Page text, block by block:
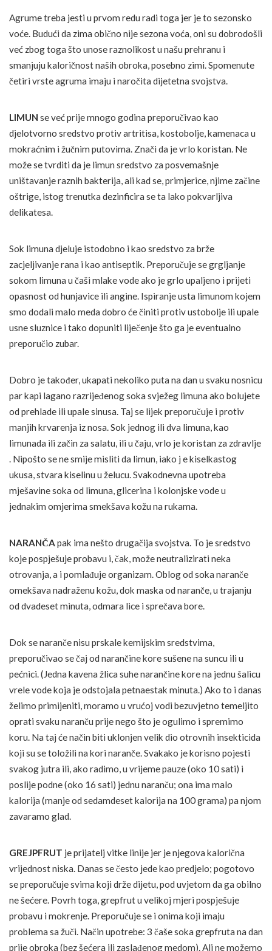
Agrume treba jesti u prvom redu radi toga jer je to sezonsko
voće. Budući da zima obično nije sezona voća, oni su dobrodošli
već zbog toga što unose raznolikost u našu prehranu i
smanjuju kaloričnost naših obroka, posebno zimi. Spomenute
četiri vrste agruma imaju i naročita dijetetna svojstva.
LIMUN se već prije mnogo godina preporučivao kao
djelotvorno sredstvo protiv artritisa, kostobolje, kamenaca u
mokraćnim i žučnim putovima. Znači da je vrlo koristan. Ne
može se tvrditi da je limun sredstvo za posvemašnje
uništavanje raznih bakterija, ali kad se, primjerice, njime začine
oštrige, istog trenutka dezinficira se ta lako pokvarljiva
delikatesa.
Sok limuna djeluje istodobno i kao sredstvo za brže
zacjeljivanje rana i kao antiseptik. Preporučuje se grgljanje
sokom limuna u čaši mlake vode ako je grlo upaljeno i prijeti
opasnost od hunjavice ili angine. Ispiranje usta limunom kojem
smo dodali malo meda dobro će činiti protiv ustobolje ili upale
usne sluznice i tako dopuniti liječenje što ga je eventualno
preporučio zubar.
Dobro je također, ukapati nekoliko puta na dan u svaku nosnicu
par kapi lagano razrijeđenog soka svježeg limuna ako bolujete
od prehlade ili upale sinusa. Taj se lijek preporučuje i protiv
manjih krvarenja iz nosa. Sok jednog ili dva limuna, kao
limunada ili začin za salatu, ili u čaju, vrlo je koristan za zdravlje
. Nipošto se ne smije misliti da limun, iako j e kiselkastog
ukusa, stvara kiselinu u želucu. Svakodnevna upotreba
mješavine soka od limuna, glicerina i kolonjske vode u
jednakim omjerima smekšava kožu na rukama.
NARANČApak ima nešto drugačija svojstva. To je sredstvo
koje pospješuje probavu i, čak, može neutralizirati neka
otrovanja, a i pomlađuje organizam. Oblog od soka naranče
omekšava nadraženu kožu, dok maska od naranče, u trajanju
od dvadeset minuta, odmara lice i sprečava bore.
Dok se naranče nisu prskale kemijskim sredstvima,
preporučivao se čaj od narančine kore sušene na suncu ili u
pećnici. (Jedna kavena žlica suhe narančine kore na jednu šalicu
vrele vode koja je odstojala petnaestak minuta.) Ako to i danas
želimo primijeniti, moramo u vrućoj vodi bezuvjetno temeljito
oprati svaku naranču prije nego što je ogulimo i spremimo
koru. Na taj će način biti uklonjen velik dio otrovnih insekticida
koji su se toložili na kori naranče. Svakako je korisno pojesti
svakog jutra ili, ako radimo, u vrijeme pauze (oko 10 sati) i
poslije podne (oko 16 sati) jednu naranču; ona ima malo
kalorija (manje od sedamdeset kalorija na 100 grama) pa njom
zavaramo glad.
GREJPFRUT je prijatelj vitke linije jer je njegova kalorična
vrijednost niska. Danas se često jede kao predjelo; pogotovo
se preporučuje svima koji drže dijetu, pod uvjetom da ga obilno
ne šećere. Povrh toga, grepfrut u velikoj mjeri pospješuje
probavu i mokrenje. Preporučuje se i onima koji imaju
problema sa žuči. Način upotrebe: 3 čaše soka grepfruta na dan
prije obroka (bez šećera ili zaslađenog medom). Ali ne možemo